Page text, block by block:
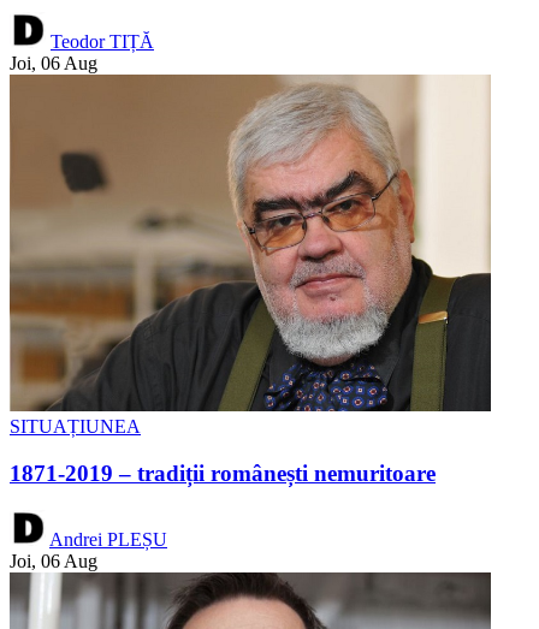
Teodor TIȚĂ
Joi, 06 Aug
SITUAȚIUNEA
1871-2019 – tradiții românești nemuritoare
Andrei PLEȘU
Joi, 06 Aug